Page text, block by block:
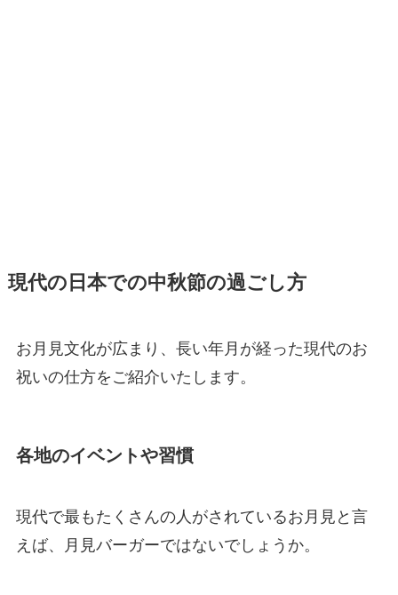
現代の日本での中秋節の過ごし方
お月見文化が広まり、長い年月が経った現代のお
祝いの仕方をご紹介いたします。
各地のイベントや習慣
現代で最もたくさんの人がされているお月見と言
えば、月見バーガーではないでしょうか。